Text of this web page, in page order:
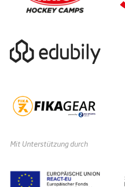
Mit Unterstützung durch